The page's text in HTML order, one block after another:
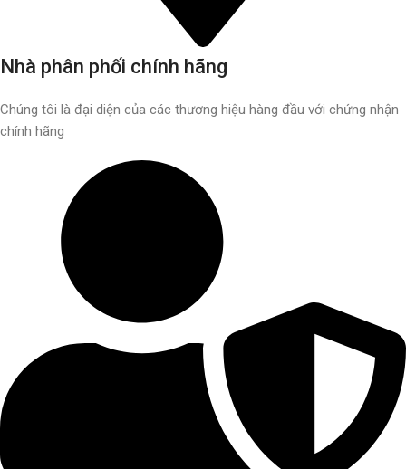
Nhà phân phối chính hãng
Chúng tôi là đại diện của các thương hiệu hàng đầu với chứng nhận
chính hãng